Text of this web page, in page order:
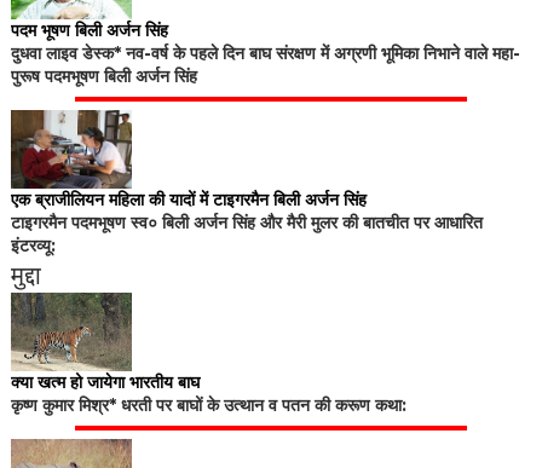
पदम भूषण बिली अर्जन सिंह
दुधवा लाइव डेस्क* नव-वर्ष के पहले दिन बाघ संरक्षण में अग्रणी भूमिका निभाने वाले महा-
पुरूष पदमभूषण बिली अर्जन सिंह
एक ब्राजीलियन महिला की यादों में टाइगरमैन बिली अर्जन सिंह
टाइगरमैन पदमभूषण स्व० बिली अर्जन सिंह और मैरी मुलर की बातचीत पर आधारित
इंटरव्यू:
मुद्दा
क्या खत्म हो जायेगा भारतीय बाघ
कृष्ण कुमार मिश्र* धरती पर बाघों के उत्थान व पतन की करूण कथा: